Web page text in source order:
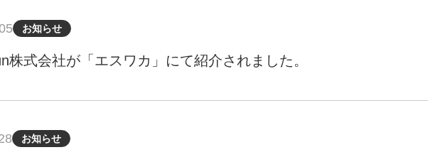
お知らせ
株式会社が「エスワカ」にて紹介されました。
お知らせ